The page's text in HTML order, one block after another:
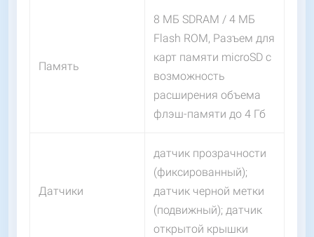
Память
8 МБ SDRAM / 4 МБ
Flash ROM, Разъем для
карт памяти microSD с
возможность
расширения объема
флэш-памяти до 4 Гб
Датчики
датчик прозрачности
(фиксированный);
датчик черной метки
(подвижный); датчик
открытой крышки